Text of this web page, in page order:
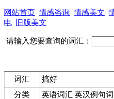
网站首页 情感咨询 情感美文
电
旧版美文
请输入您要查询的词汇：
词汇
搞好
分类
英语词汇 英汉例句